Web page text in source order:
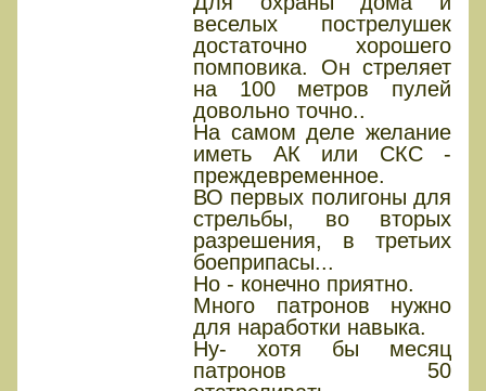
веселых пострелушек
достаточно хорошего
помповика. Он стреляет
на 100 метров пулей
довольно точно..
На самом деле желание
иметь АК или СКС -
преждевременное.
ВО первых полигоны для
стрельбы, во вторых
разрешения, в третьих
боеприпасы...
Но - конечно приятно.
Много патронов нужно
для наработки навыка.
Ну- хотя бы месяц
патронов 50